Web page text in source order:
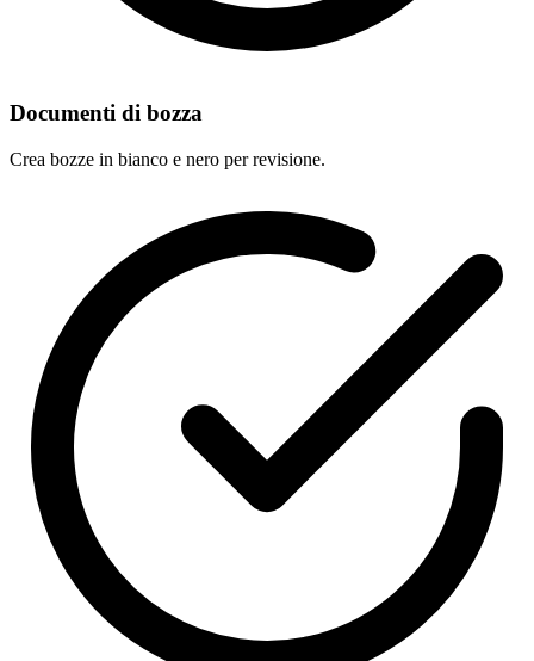
Documenti di bozza
Crea bozze in bianco e nero per revisione.